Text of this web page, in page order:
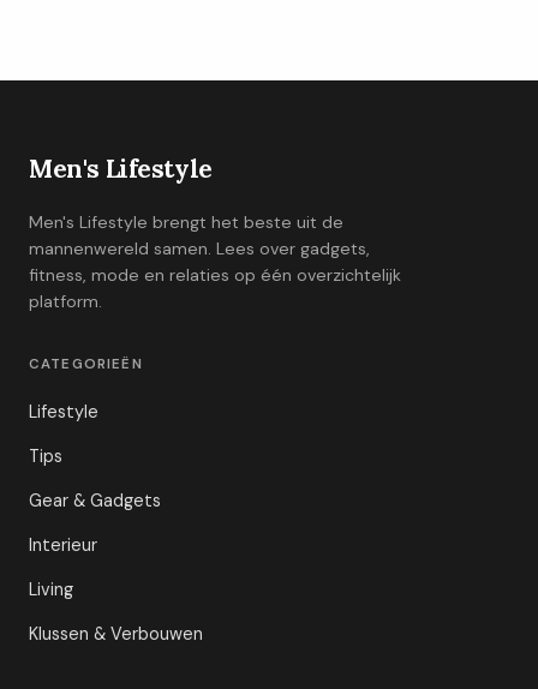
Men's Lifestyle
Men's Lifestyle brengt het beste uit de
mannenwereld samen. Lees over gadgets,
fitness, mode en relaties op één overzichtelijk
platform.
CATEGORIEËN
Lifestyle
Tips
Gear & Gadgets
Interieur
Living
Klussen & Verbouwen